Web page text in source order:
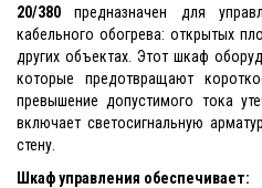
20/380 предназначен для
кабельного обогрева: открытых
других объектах. Этот шкаф
которые предотвращают
превышение допустимого тока
включает светосигнальную
стену.
Шкаф управления обеспечивает: